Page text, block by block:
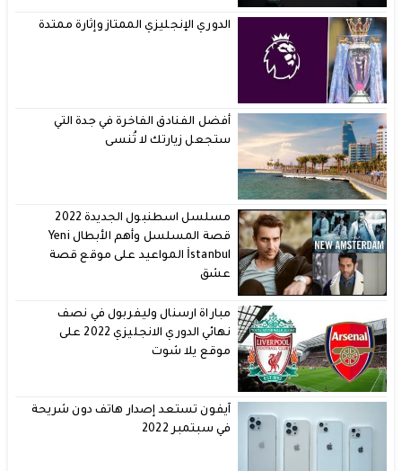
الدوري الإنجليزي الممتاز وإثارة ممتدة
أفضل الفنادق الفاخرة في جدة التي
ستجعل زيارتك لا تُنسى
مسلسل اسطنبول الجديدة 2022
قصة المسلسل وأهم الأبطال Yeni
İstanbul المواعيد على موقع قصة
عشق
مباراة ارسنال وليفربول في نصف
نهائي الدوري الانجليزي 2022 على
موقع يلا شوت
آيفون تستعد إصدار هاتف دون شريحة
في سبتمبر 2022